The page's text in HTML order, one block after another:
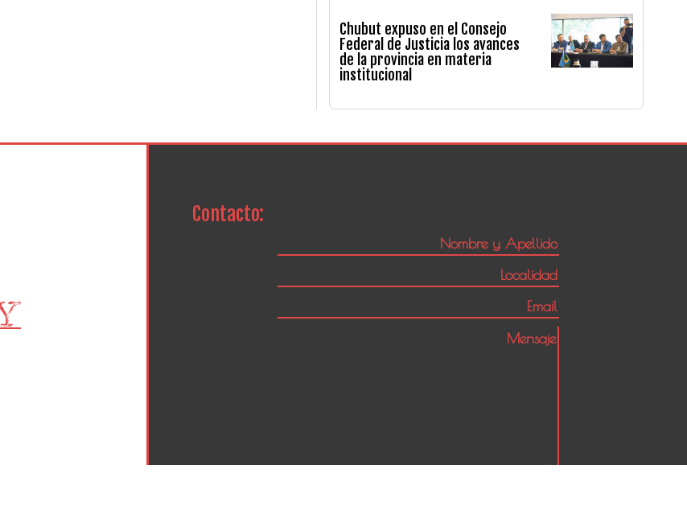
Chubut expuso en el Consejo
Federal de Justicia los avances
de la provincia en materia
institucional
Contacto: